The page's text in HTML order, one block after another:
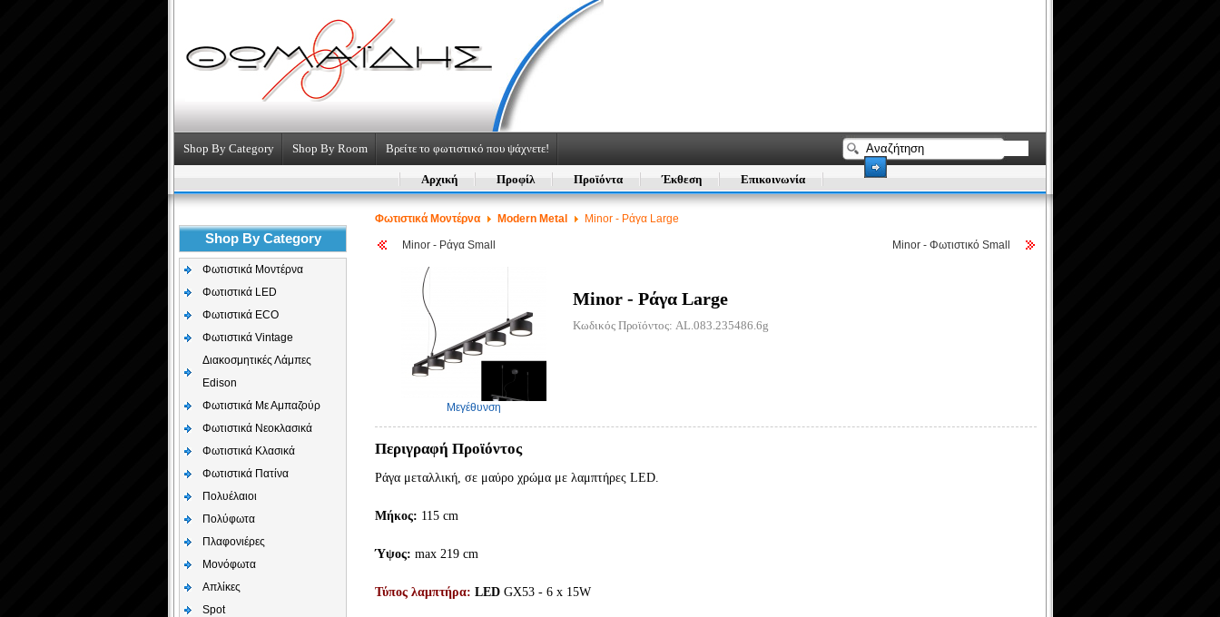
Shop By Category Shop By Room Βρείτε το φωτιστικό που ψάχνετε!
Αρχική Προφίλ Προϊόντα Έκθεση Επικοινωνία
Shop By Category
Φωτιστικά Μοντέρνα
Φωτιστικά LED
Φωτιστικά ECO
Φωτιστικά Vintage
Διακοσμητικές Λάμπες
Edison
Φωτιστικά Με Αμπαζούρ
Φωτιστικά Νεοκλασικά
Φωτιστικά Κλασικά
Φωτιστικά Πατίνα
Πολυέλαιοι
Πολύφωτα
Πλαφονιέρες
Μονόφωτα
Απλίκες
Spot
Φωτιστικά Μοντέρνα Modern Metal Minor - Ράγα Large
Minor - Ράγα Small Minor - Φωτιστικό Small
Μεγέθυνση
Minor - Ράγα Large
Κωδικός Προϊόντος: AL.083.235486.6g
Περιγραφή Προϊόντος
Ράγα μεταλλική, σε μαύρο χρώμα με λαμπτήρες LED.
Μήκος: 115 cm
Ύψος: max 219 cm
Τύπος λαμπτήρα: LED GX53 - 6 x 15W